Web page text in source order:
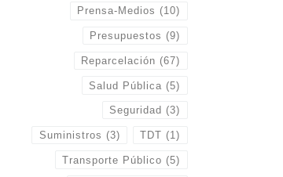
Prensa-Medios (10)
Presupuestos (9)
Reparcelación (67)
Salud Pública (5)
Seguridad (3)
Suministros (3) TDT (1)
Transporte Público (5)